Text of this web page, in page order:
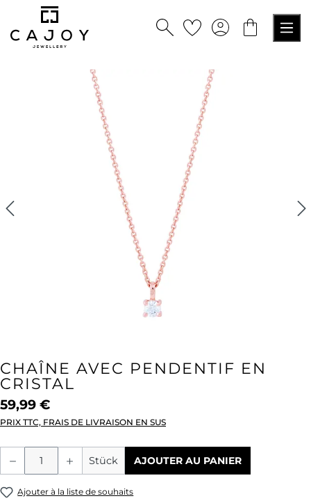
principal
CHAÎNE AVEC PENDENTIF EN
CRISTAL
59,99 €
PRIX TTC, FRAIS DE LIVRAISON EN SUS
Quantité de produit : Entrez la
Stück AJOUTER AU PANIER
Ajouter à la liste de souhaits